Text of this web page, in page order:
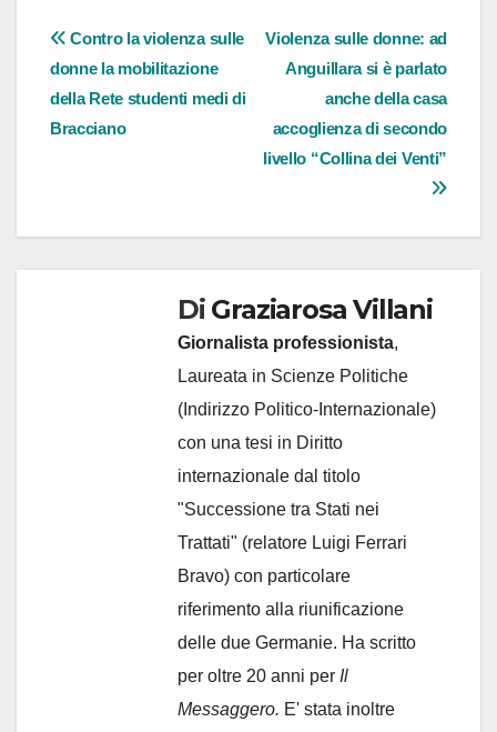
Navigazione
articoli
Violenza sulle donne: ad
Anguillara si è parlato
anche della casa
accoglienza di secondo
livello “Collina dei Venti”
Contro la violenza sulle
donne la mobilitazione
della Rete studenti medi di
Bracciano
Di Graziarosa Villani
Giornalista professionista,
Laureata in Scienze Politiche
(Indirizzo Politico-Internazionale)
con una tesi in Diritto
internazionale dal titolo
"Successione tra Stati nei
Trattati" (relatore Luigi Ferrari
Bravo) con particolare
riferimento alla riunificazione
delle due Germanie. Ha scritto
per oltre 20 anni per Il
Messaggero. E' stata inoltre